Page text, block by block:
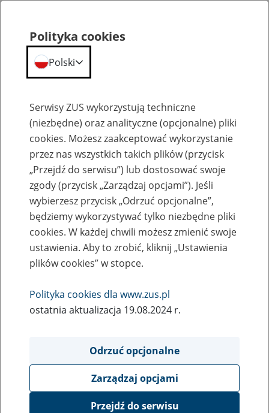
Szkolenia
Zaproś ZUS do siebie: eZUS, wizyty
rezerwowane, e-wizyty, Aktywni 50+
Rodzaj wydarzenia
Szkolenia
Obszar merytoryczny
Płatnicy, ubezpieczeni, świadczeniobiorcy
Opis wydarzenia
Polityka cookies
Polski
Serwisy ZUS wykorzystują techniczne
(niezbędne) oraz analityczne (opcjonalne) pliki
cookies. Możesz zaakceptować wykorzystanie
przez nas wszystkich takich plików (przycisk
„Przejdź do serwisu”) lub dostosować swoje
zgody (przycisk „Zarządzaj opcjami”). Jeśli
wybierzesz przycisk „Odrzuć opcjonalne”,
będziemy wykorzystywać tylko niezbędne pliki
cookies. W każdej chwili możesz zmienić swoje
ustawienia. Aby to zrobić, kliknij „Ustawienia
plików cookies” w stopce.
Polityka cookies dla www.zus.pl
ostatnia aktualizacja 19.08.2024 r.
Odrzuć opcjonalne
Zarządzaj opcjami
Przejdź do serwisu